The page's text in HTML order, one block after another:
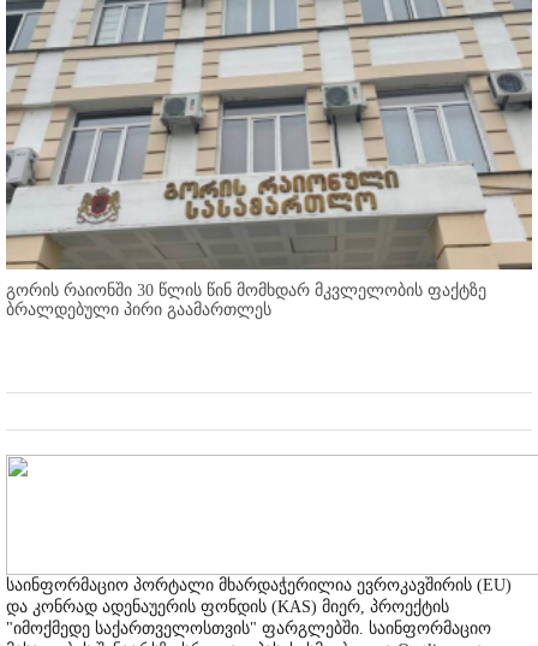
გორის რაიონში 30 წლის წინ მომხდარ მკვლელობის ფაქტზე
ბრალდებული პირი გაამართლეს
საინფორმაციო პორტალი მხარდაჭერილია ევროკავშირის (EU)
და კონრად ადენაუერის ფონდის (KAS) მიერ, პროექტის
"იმოქმედე საქართველოსთვის" ფარგლებში. საინფორმაციო